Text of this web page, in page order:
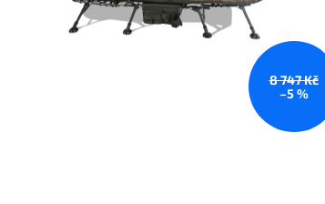
8 747 Kč
–5 %